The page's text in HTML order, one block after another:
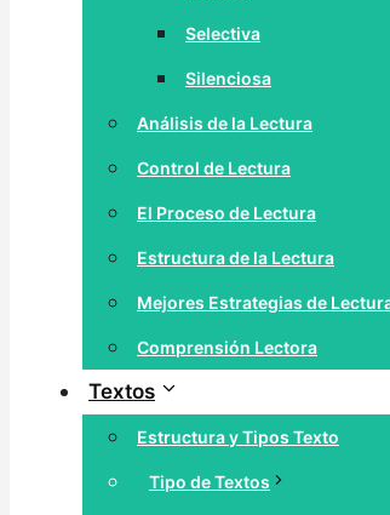
Selectiva
Silenciosa
Análisis de la Lectura
Control de Lectura
El Proceso de Lectura
Estructura de la Lectura
Mejores Estrategias de
Comprensión Lectora
Textos
Estructura y Tipos Texto
Tipo de Textos